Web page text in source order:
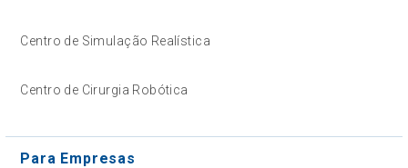
Centro de Simulação Realística
Centro de Cirurgia Robótica
Para Empresas